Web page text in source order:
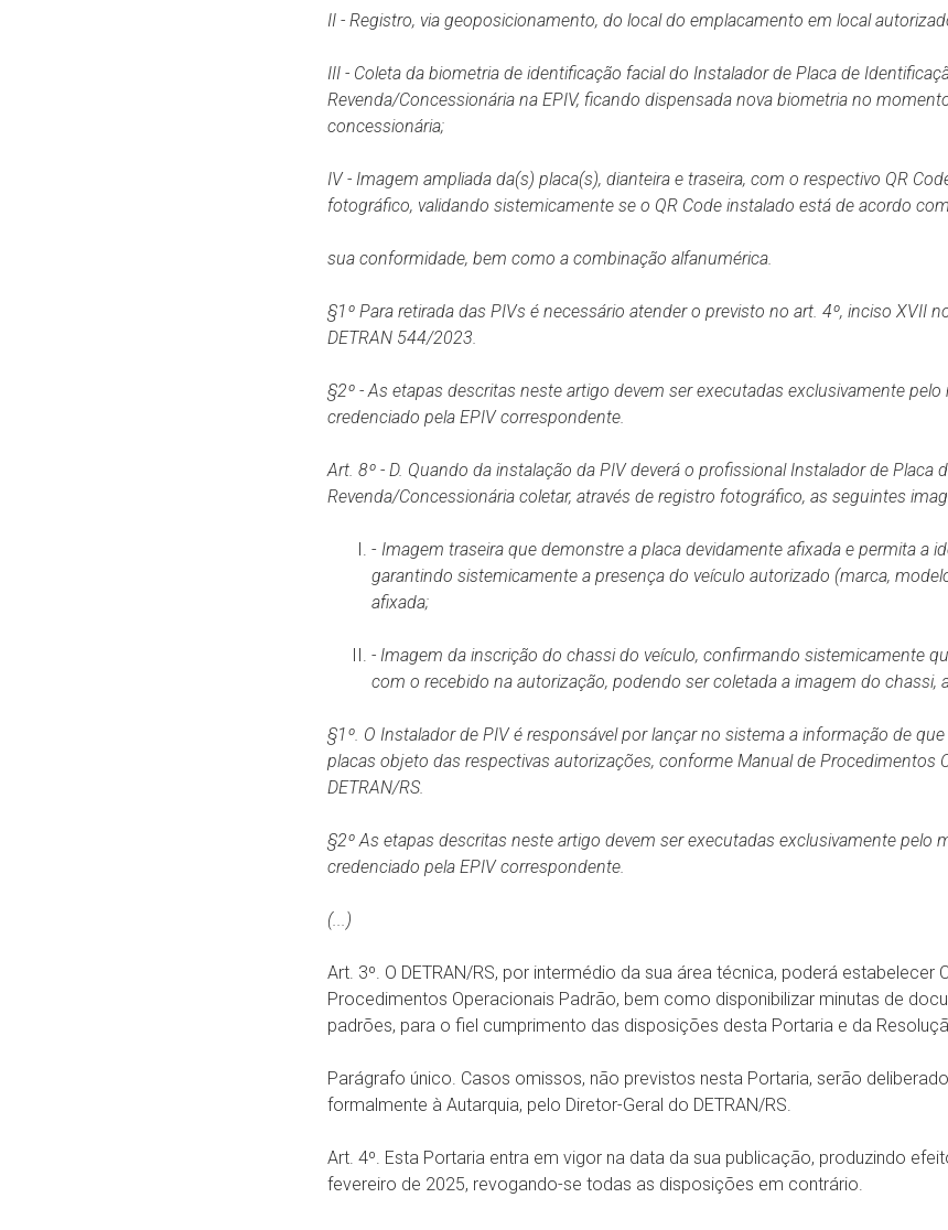
II - Registro, via geoposicionamento, do local do emplacamento em local
III - Coleta da biometria de identificação facial do Instalador de Placa de
Revenda/Concessionária na EPIV, ficando dispensada nova biometria no
concessionária;
IV - Imagem ampliada da(s) placa(s), dianteira e traseira, com o respectivo QR
fotográfico, validando sistemicamente se o QR Code instalado está de acordo
sua conformidade, bem como a combinação alfanumérica.
§1º Para retirada das PIVs é necessário atender o previsto no art. 4º, inciso XVII
DETRAN 544/2023.
§2º - As etapas descritas neste artigo devem ser executadas exclusivamente
credenciado pela EPIV correspondente.
Art. 8º - D. Quando da instalação da PIV deverá o profissional Instalador de Placa
Revenda/Concessionária coletar, através de registro fotográfico, as seguintes
- Imagem traseira que demonstre a placa devidamente afixada e permita a
garantindo sistemicamente a presença do veículo autorizado (marca,
afixada;
- Imagem da inscrição do chassi do veículo, confirmando sistemicamente
com o recebido na autorização, podendo ser coletada a imagem do chassi,
§1º. O Instalador de PIV é responsável por lançar no sistema a informação de
placas objeto das respectivas autorizações, conforme Manual de Procedimentos
DETRAN/RS.
§2º As etapas descritas neste artigo devem ser executadas exclusivamente pelo
credenciado pela EPIV correspondente.
(...)
Art. 3º. O DETRAN/RS, por intermédio da sua área técnica, poderá estabelecer
Procedimentos Operacionais Padrão, bem como disponibilizar minutas de
padrões, para o fiel cumprimento das disposições desta Portaria e da
Parágrafo único. Casos omissos, não previstos nesta Portaria, serão
formalmente à Autarquia, pelo Diretor-Geral do DETRAN/RS.
Art. 4º. Esta Portaria entra em vigor na data da sua publicação, produzindo
fevereiro de 2025, revogando-se todas as disposições em contrário.